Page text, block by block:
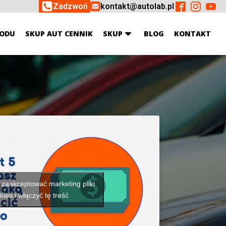
Zadzwoń kontakt@autolab.pl
SKUP AUT CENNIK SKUP BLOG KONTAKT
marketing pliki
i włączyć tę treść